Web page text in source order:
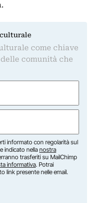
come chiave
comunità che
informato con regolarità sul
indicato nella nostra
trasferiti su MailChimp
informativa. Potrai
link presente nelle email.